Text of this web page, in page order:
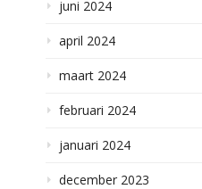
juni 2024
april 2024
maart 2024
februari 2024
januari 2024
december 2023